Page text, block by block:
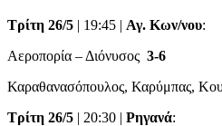
Τρίτη 26/5 | 19:45 | Αγ. Κων/νου:
Αεροπορία – Διόνυσος 3-6
Καραθανασόπουλος, Καρύμπας,
Τρίτη 26/5 | 20:30 | Ρηγανά: